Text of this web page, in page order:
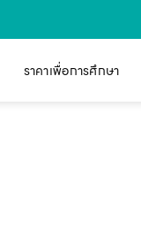
ราคาเพื่อการศึกษา